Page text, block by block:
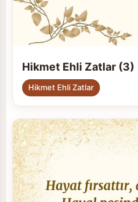
Hikmet Ehli Zatlar (3)
Hikmet Ehli Zatlar